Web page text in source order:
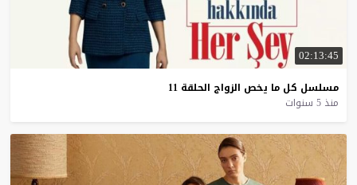
02:13:45
مسلسل كل ما يخص الزواج الحلقة 11
منذ 5 سنوات